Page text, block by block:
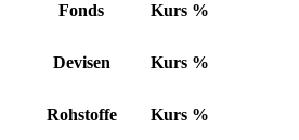
Fonds Kurs %
Devisen Kurs %
Rohstoffe Kurs %